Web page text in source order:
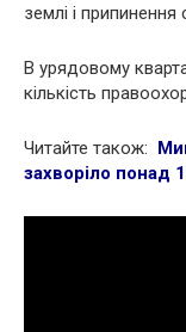
землі і
В урядовому
кількість
Читайте також:
захворіло понад